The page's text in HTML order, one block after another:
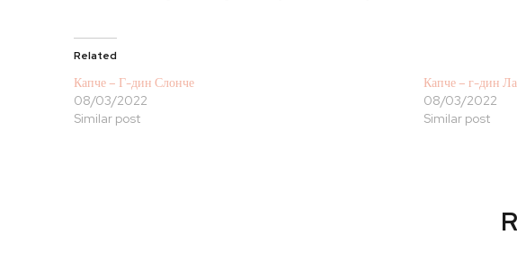
Related
Капче – Г-дин Слонче
08/03/2022
Similar post
Капче – г-дин
08/03/2022
Similar post